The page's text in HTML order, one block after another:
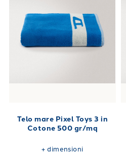
Telo mare Pixel Toys 3 in
Cotone 500 gr/mq
+dimensioni